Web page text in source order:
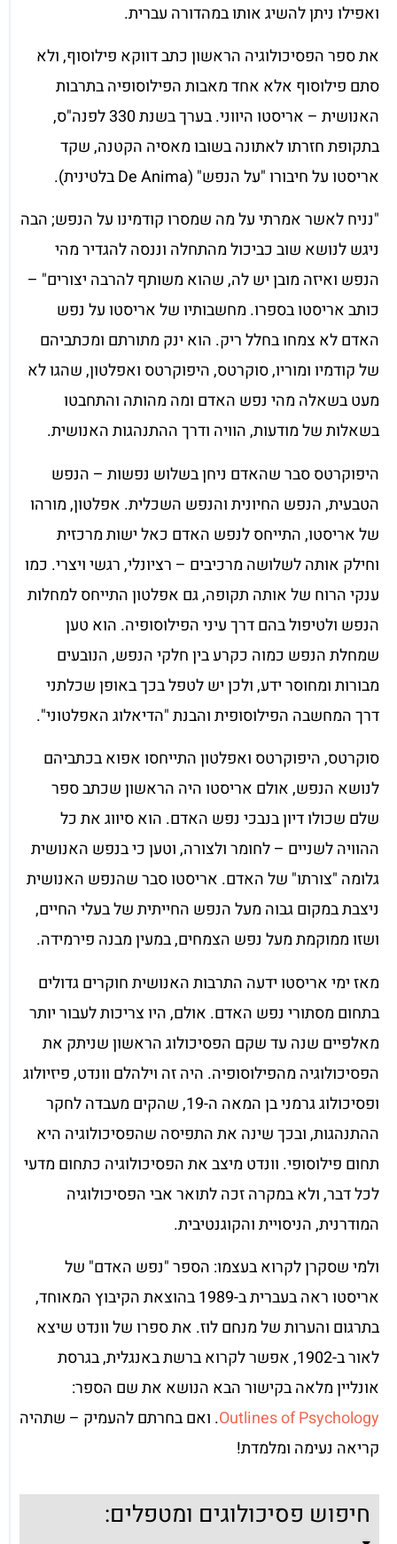
ואפילו ניתן להשיג אותו במהדורה עברית.
את ספר הפסיכולוגיה הראשון כתב דווקא פילוסוף, ולא
סתם פילוסוף אלא אחד מאבות הפילוסופיה בתרבות
האנושית – אריסטו היווני. בערך בשנת 330 לפנה"ס,
בתקופת חזרתו לאתונה בשובו מאסיה הקטנה, שקד
אריסטו על חיבורו "על הנפש" (De Anima בלטינית).
"נניח לאשר אמרתי על מה שמסרו קודמינו על הנפש; הבה
ניגש לנושא שוב כביכול מהתחלה וננסה להגדיר מהי
הנפש ואיזה מובן יש לה, שהוא משותף להרבה יצורים" –
כותב אריסטו בספרו. מחשבותיו של אריסטו על נפש
האדם לא צמחו בחלל ריק. הוא ינק מתורתם ומכתביהם
של קודמיו ומוריו, סוקרטס, היפוקרטס ואפלטון, שהגו לא
מעט בשאלה מהי נפש האדם ומה מהותה והתחבטו
בשאלות של מודעות, הוויה ודרך ההתנהגות האנושית.
היפוקרטס סבר שהאדם ניחן בשלוש נפשות – הנפש
הטבעית, הנפש החיונית והנפש השכלית. אפלטון, מורהו
של אריסטו, התייחס לנפש האדם כאל ישות מרכזית
וחילק אותה לשלושה מרכיבים – רציונלי, רגשי ויצרי. כמו
ענקי הרוח של אותה תקופה, גם אפלטון התייחס למחלות
הנפש ולטיפול בהם דרך עיני הפילוסופיה. הוא טען
שמחלת הנפש כמוה כקרע בין חלקי הנפש, הנובעים
מבורות ומחוסר ידע, ולכן יש לטפל בכך באופן שכלתני
דרך המחשבה הפילוסופית והבנת "הדיאלוג האפלטוני".
סוקרטס, היפוקרטס ואפלטון התייחסו אפוא בכתביהם
לנושא הנפש, אולם אריסטו היה הראשון שכתב ספר
שלם שכולו דיון בנבכי נפש האדם. הוא סיווג את כל
ההוויה לשניים – לחומר ולצורה, וטען כי בנפש האנושית
גלומה "צורתו" של האדם. אריסטו סבר שהנפש האנושית
ניצבת במקום גבוה מעל הנפש החייתית של בעלי החיים,
ושזו ממוקמת מעל נפש הצמחים, במעין מבנה פירמידה.
מאז ימי אריסטו ידעה התרבות האנושית חוקרים גדולים
בתחום מסתורי נפש האדם. אולם, היו צריכות לעבור יותר
מאלפיים שנה עד שקם הפסיכולוג הראשון שניתק את
הפסיכולוגיה מהפילוסופיה. היה זה וילהלם וונדט, פיזיולוג
ופסיכולוג גרמני בן המאה ה-19, שהקים מעבדה לחקר
ההתנהגות, ובכך שינה את התפיסה שהפסיכולוגיה היא
תחום פילוסופי. וונדט מיצב את הפסיכולוגיה כתחום מדעי
לכל דבר, ולא במקרה זכה לתואר אבי הפסיכולוגיה
המודרנית, הניסויית והקוגנטיבית.
ולמי שסקרן לקרוא בעצמו: הספר "נפש האדם" של
אריסטו ראה בעברית ב-1989 בהוצאת הקיבוץ המאוחד,
בתרגום והערות של מנחם לוז. את ספרו של וונדט שיצא
לאור ב-1902, אפשר לקרוא ברשת באנגלית, בגרסת
אונליין מלאה בקישור הבא הנושא את שם הספר:
Outlines of Psychology. ואם בחרתם להעמיק – שתהיה
קריאה נעימה ומלמדת!
חיפוש פסיכולוגים ומטפלים: